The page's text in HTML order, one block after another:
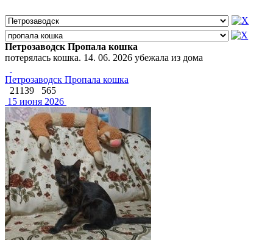
Петрозаводск Пропала кошка
потерялась кошка. 14. 06. 2026 убежала из дома
Петрозаводск Пропала кошка
21139
565
15 июня 2026